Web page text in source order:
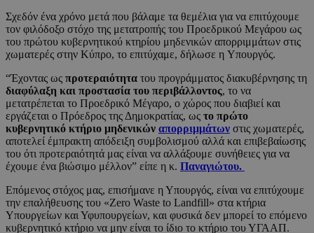
Σχεδόν ένα χρόνο μετά που βάλαμε τα θεμέλια για να επιτύχουμε
τον φιλόδοξο στόχο της μετατροπής του Προεδρικού Μεγάρου ως
του πρώτου κυβερνητικού κτηρίου μηδενικών απορριμμάτων στις
χωματερές στην Κύπρο, το επιτύχαμε, δήλωσε η Υπουργός.
“Έχοντας ως προτεραιότητα του προγράμματος διακυβέρνησης τη
διαφύλαξη και προστασία του περιβάλλοντος, το να
μετατρέπεται το Προεδρικό Μέγαρο, ο χώρος που διαβιεί και
εργάζεται ο Πρόεδρος της Δημοκρατίας, ως το πρώτο
κυβερνητικό κτήριο μηδενικών απορριμμάτων στις χωματερές,
αποτελεί έμπρακτη απόδειξη συμβολισμού αλλά και επιβεβαίωσης
του ότι προτεραιότητά μας είναι να αλλάξουμε συνήθειες για να
έχουμε ένα βιώσιμο μέλλον” είπε η κ. Παναγιώτου.
Επόμενος στόχος μας, επισήμανε η Υπουργός, είναι να επιτύχουμε
την επαλήθευσης του «Zero Waste to Landfill» στα κτήρια
Υπουργείων και Υφυπουργείων, και φυσικά δεν μπορεί το επόμενο
κυβερνητικό κτήριο να μην είναι το ίδιο το κτήριο του ΥΓΑΑΠ.